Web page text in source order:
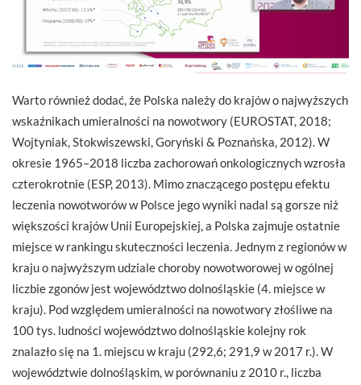
Warto również dodać, że Polska należy do krajów o najwyższych
wskaźnikach umieralności na nowotwory (EUROSTAT, 2018;
Wojtyniak, Stokwiszewski, Goryński & Poznańska, 2012). W
okresie 1965–2018 liczba zachorowań onkologicznych wzrosła
czterokrotnie (ESP, 2013). Mimo znaczącego postępu efektu
leczenia nowotworów w Polsce jego wyniki nadal są gorsze niż
większości krajów Unii Europejskiej, a Polska zajmuje ostatnie
miejsce w rankingu skuteczności leczenia. Jednym z regionów w
kraju o najwyższym udziale choroby nowotworowej w ogólnej
liczbie zgonów jest województwo dolnośląskie (4. miejsce w
kraju). Pod względem umieralności na nowotwory złośliwe na
100 tys. ludności województwo dolnośląskie kolejny rok
znalazło się na 1. miejscu w kraju (292,6; 291,9 w 2017 r.). W
województwie dolnośląskim, w porównaniu z 2010 r., liczba